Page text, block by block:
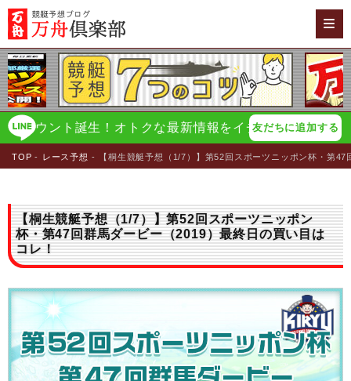
ト誕生！オトクな最新情報をイチ早く配信！ 万舟倶
友だちに追加する
TOP レース予想 【桐生競艇予想（1/7）】第52回スポーツニッポン杯・第
【桐生競艇予想（1/7）】第52回スポーツニッポン
杯・第47回群馬ダービー（2019）最終日の買い目は
コレ！